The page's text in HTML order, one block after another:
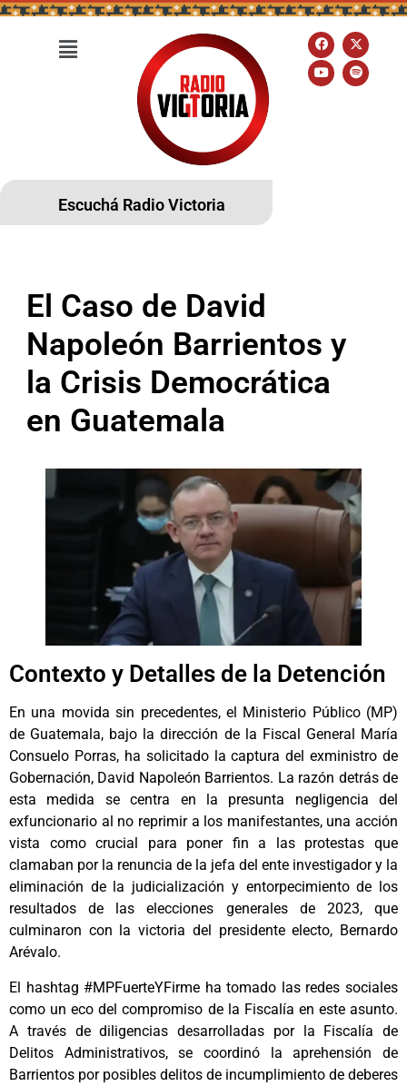
Escuchá Radio Victoria
El Caso de David
Napoleón Barrientos y
la Crisis Democrática
en Guatemala
Contexto y Detalles de la Detención
En una movida sin precedentes, el Ministerio Público (MP)
de Guatemala, bajo la dirección de la Fiscal General María
Consuelo Porras, ha solicitado la captura del exministro de
Gobernación, David Napoleón Barrientos. La razón detrás de
esta medida se centra en la presunta negligencia del
exfuncionario al no reprimir a los manifestantes, una acción
vista como crucial para poner fin a las protestas que
clamaban por la renuncia de la jefa del ente investigador y la
eliminación de la judicialización y entorpecimiento de los
resultados de las elecciones generales de 2023, que
culminaron con la victoria del presidente electo, Bernardo
Arévalo.
El hashtag #MPFuerteYFirme ha tomado las redes sociales
como un eco del compromiso de la Fiscalía en este asunto.
A través de diligencias desarrolladas por la Fiscalía de
Delitos Administrativos, se coordinó la aprehensión de
Barrientos por posibles delitos de incumplimiento de deberes